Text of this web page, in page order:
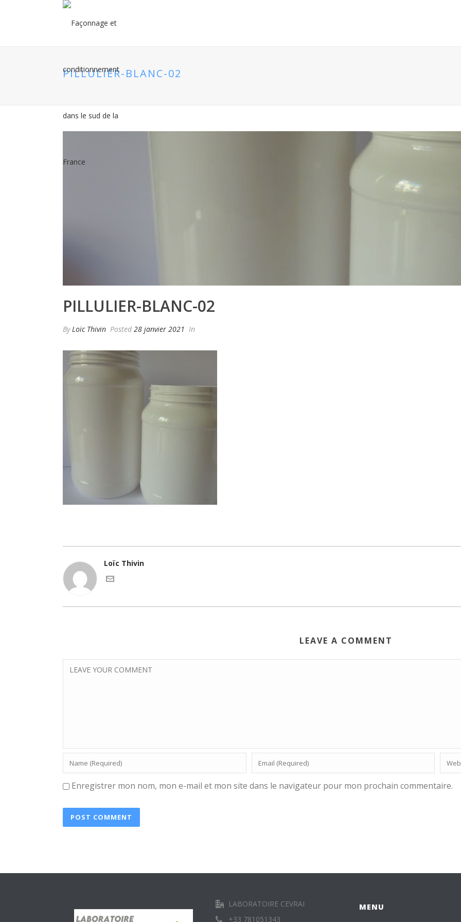
PILLULIER-BLANC-02
PILLULIER-BLANC-02
ByLoïc Thivin Posted 28 janvier 2021 In
Loïc Thivin
LEAVE A COMMENT
Enregistrer mon nom, mon e-mail et mon site dans le navigateur pour mon prochain commentaire.
LABORATOIRE CEVRAI
+33 781051343
MENU